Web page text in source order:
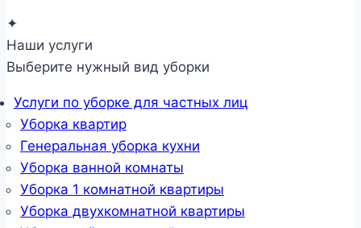
✦
Наши услуги
Выберите нужный вид уборки
Услуги по уборке для частных лиц
Уборка квартир
Генеральная уборка кухни
Уборка ванной комнаты
Уборка 1 комнатной квартиры
Уборка двухкомнатной квартиры